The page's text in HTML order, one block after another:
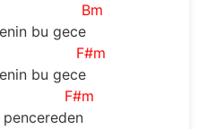
Bm
bu gece
F#m
bu gece
F#m
pencereden